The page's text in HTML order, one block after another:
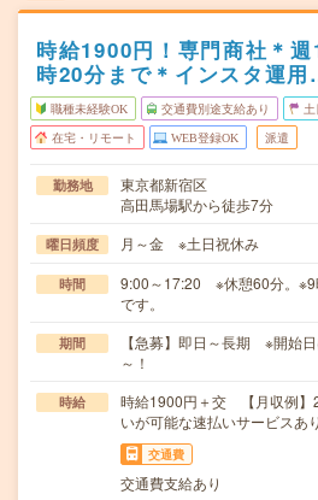
時給1900円！専門商社＊
時20分まで＊インスタ運
職種未経験OK 交通費別途支給あり
在宅・リモート WEB登録OK 派遣
勤務地
東京都新宿区
高田馬場駅から徒歩7分
曜日頻度 月～金 ※土日祝休み
時間
9:00～17:20 ※休憩60分。※9
です。
期間
【急募】即日～長期 ※開始
～！
時給
時給1900円＋交 【月収例
いが可能な速払いサービスあり
交通費
交通費支給あり